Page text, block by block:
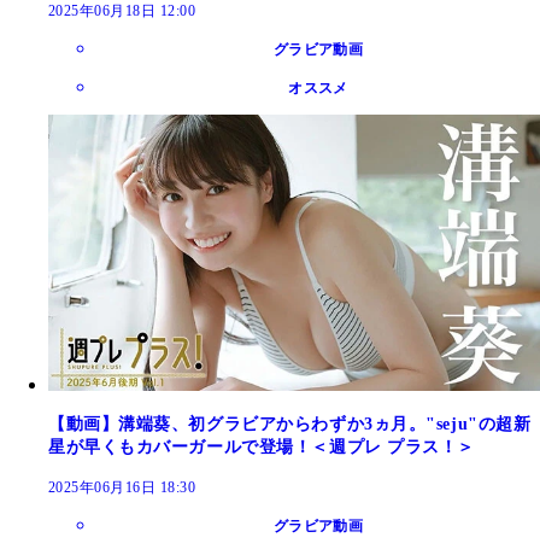
2025年06月18日 12:00
グラビア動画
オススメ
【動画】溝端葵、初グラビアからわずか3ヵ月。"seju"の超新
星が早くもカバーガールで登場！＜週プレ プラス！＞
2025年06月16日 18:30
グラビア動画